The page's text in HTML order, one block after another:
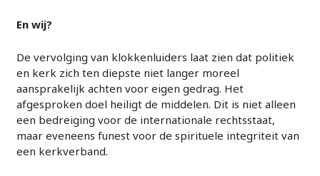
En wij?
De vervolging van klokkenluiders laat zien dat politiek
en kerk zich ten diepste niet langer moreel
aansprakelijk achten voor eigen gedrag. Het
afgesproken doel heiligt de middelen. Dit is niet alleen
een bedreiging voor de internationale rechtsstaat,
maar eveneens funest voor de spirituele integriteit van
een kerkverband.